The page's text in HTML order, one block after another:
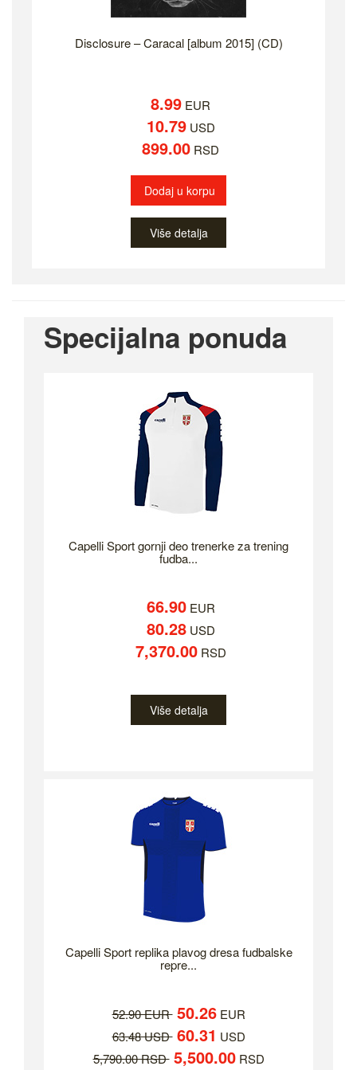
Disclosure – Caracal [album 2015] (CD)
8.99 EUR
10.79USD
899.00 RSD
Dodaj u korpu
Više detalja
Specijalna ponuda
Capelli Sport gornji deo trenerke za trening
fudba...
66.90EUR
80.28USD
7,370.00RSD
Više detalja
Capelli Sport replika plavog dresa fudbalske
repre...
52.90 EUR 50.26EUR
63.48 USD 60.31 USD
5,790.00 RSD 5,500.00RSD